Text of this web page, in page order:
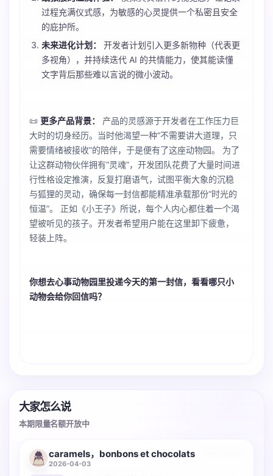
过程充满仪式感，为敏感的心灵提供一个私密且安全
的庇护所。
未来进化计划：
开发者计划引入更多新物种（代表更
多视角），并持续迭代 AI 的共情能力，使其能读懂
文字背后那些难以言说的微小波动。
📜 更多产品背景：
产品的灵感源于开发者在工作压力巨
大时的切身经历。当时他渴望一种“不需要讲大道理，只
需要情绪被接收”的陪伴，于是便有了这座动物园。 为了
让这群动物伙伴拥有“灵魂”，开发团队花费了大量时间进
行性格设定推演，反复打磨语气，试图平衡大象的沉稳
与狐狸的灵动，确保每一封信都能精准承载那份“时光的
恒温”。 正如《小王子》所说，每个人内心都住着一个渴
望被听见的孩子。开发者希望用户能在这里卸下疲惫，
轻装上阵。
你想去心事动物园里投递今天的第一封信，看看哪只小
动物会给你回信吗？
大家怎么说
本期限量名额开放中
caramels，bonbons et chocolats
2026-04-03